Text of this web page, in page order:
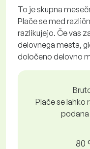
To je skupna
Plače se med
razlikujejo. Če vas
delovnega mesta,
določeno delovno
Plače se lahko
podana
80